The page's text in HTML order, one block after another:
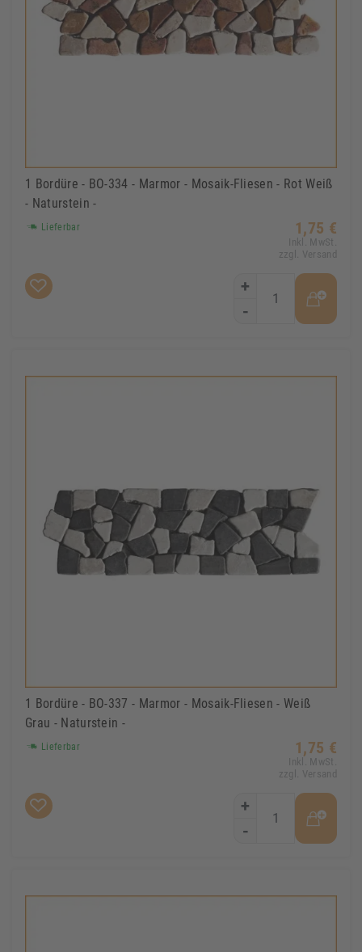
1 Bordüre - BO-334 - Marmor - Mosaik-Fliesen - Rot Weiß
- Naturstein -
Lieferbar 1,75 €
Inkl. MwSt.
zzgl. Versand
+
-
1 Bordüre - BO-337 - Marmor - Mosaik-Fliesen - Weiß
Grau - Naturstein -
Lieferbar 1,75 €
Inkl. MwSt.
zzgl. Versand
+
-